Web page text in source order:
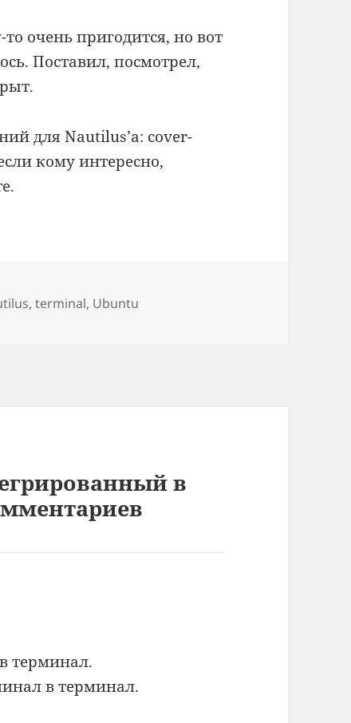
очень пригодится, но вот
Поставил, посмотрел,
для Nautilus’а: cover-
кому интересно,
,terminal, Ubuntu
в
терминал.
в терминал.